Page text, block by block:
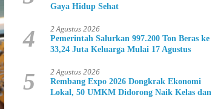
Gaya Hidup Sehat
4 2 Agustus 2026
Pemerintah Salurkan 997.200 Ton Beras ke
33,24 Juta Keluarga Mulai 17 Agustus
5 2 Agustus 2026
Rembang Expo 2026 Dongkrak Ekonomi
Lokal, 50 UMKM Didorong Naik Kelas dan